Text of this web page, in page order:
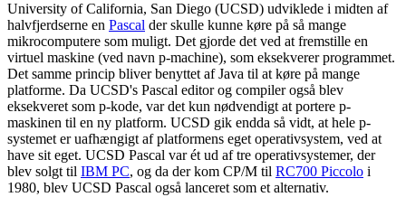
University of California, San Diego (UCSD) udviklede i midten af
halvfjerdserne en Pascal der skulle kunne køre på så mange
mikrocomputere som muligt. Det gjorde det ved at fremstille en
virtuel maskine (ved navn p-machine), som eksekverer programmet.
Det samme princip bliver benyttet af Java til at køre på mange
platforme. Da UCSD's Pascal editor og compiler også blev
eksekveret som p-kode, var det kun nødvendigt at portere p-
maskinen til en ny platform. UCSD gik endda så vidt, at hele p-
systemet er uafhængigt af platformens eget operativsystem, ved at
have sit eget. UCSD Pascal var ét ud af tre operativsystemer, der
blev solgt til IBM PC, og da der kom CP/M til RC700 Piccolo i
1980, blev UCSD Pascal også lanceret som et alternativ.